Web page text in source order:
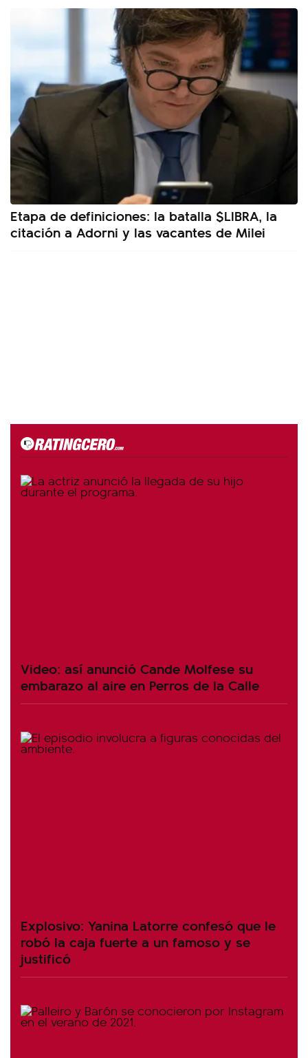
Etapa de definiciones: la batalla $LIBRA, la
citación a Adorni y las vacantes de Milei
Video: así anunció Cande Molfese su
embarazo al aire en Perros de la Calle
Explosivo: Yanina Latorre confesó que le
robó la caja fuerte a un famoso y se
justificó